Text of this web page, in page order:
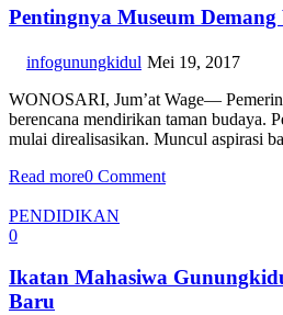
Pentingnya Museum
infogunungkidul Mei 19, 2017
WONOSARI, Jum’at Wage—
berencana mendirikan taman budaya.
mulai direalisasikan. Muncul aspirasi
Read more0 Comment
PENDIDIKAN
0
Ikatan Mahasiwa
Baru